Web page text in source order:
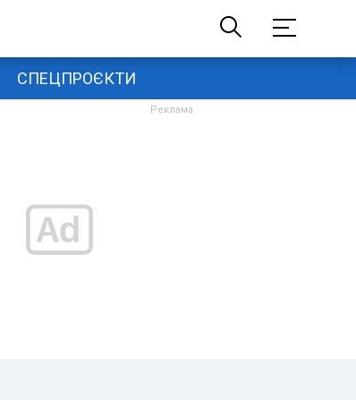
СПЕЦПРОЄКТИ